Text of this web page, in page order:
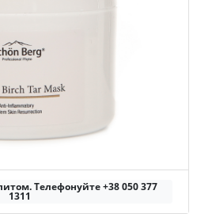
Телефонуйте +38 050 377
1311